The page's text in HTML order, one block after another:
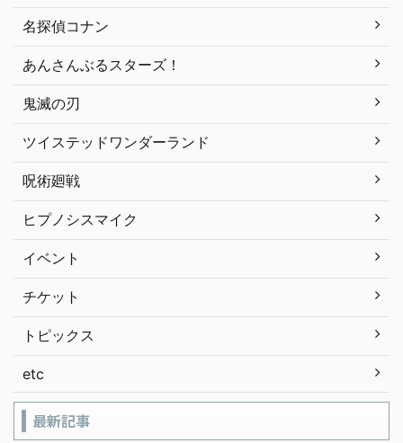
名探偵コナン
あんさんぶるスターズ！
鬼滅の刃
ツイステッドワンダーランド
呪術廻戦
ヒプノシスマイク
イベント
チケット
トピックス
etc
最新記事